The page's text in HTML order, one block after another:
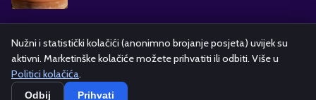
Alati i kalkulatori OglašavanjePolitika kolačićaPravila privatnosti
Nužni i statistički kolačići (anonimno brojanje posjeta) uvijek su
aktivni. Marketinške kolačiće možete prihvatiti ili odbiti. Više u
Politici kolačića.
Odbij Prihvati